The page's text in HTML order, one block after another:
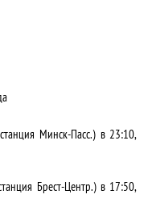
Минск-Пасс.) в 23:10,
Брест-Центр.) в 17:50,